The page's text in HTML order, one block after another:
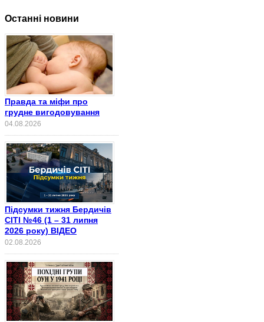
Останні новини
Правда та міфи про
грудне вигодовування
04.08.2026
Підсумки тижня Бердичів
СІТІ №46 (1 – 31 липня
2026 року) ВІДЕО
02.08.2026